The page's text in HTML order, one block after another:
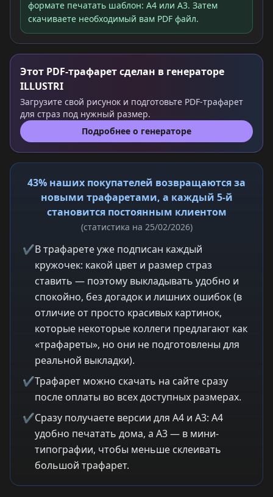
формате печатать шаблон: A4 или A3. Затем
скачиваете необходимый вам PDF файл.
Этот PDF-трафарет сделан в генераторе
ILLUSTRI
Загрузите свой рисунок и подготовьте PDF-трафарет
для страз под нужный размер.
Подробнее о генераторе
43% наших покупателей возвращаются за
новыми трафаретами, а каждый 5-й
становится постоянным клиентом
(статистика на 25/02/2026)
✔В трафарете уже подписан каждый
кружочек: какой цвет и размер страз
ставить — поэтому выкладывать удобно и
спокойно, без догадок и лишних ошибок (в
отличие от просто красивых картинок,
которые некоторые коллеги предлагают как
«трафареты», но они не подготовлены для
реальной выкладки).
✔Трафарет можно скачать на сайте сразу
после оплаты во всех доступных размерах.
✔Сразу получаете версии для A4 и A3: A4
удобно печатать дома, а A3 — в мини-
типографии, чтобы меньше склеивать
большой трафарет.